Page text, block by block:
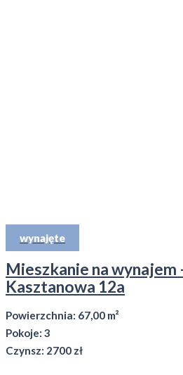
wynajęte
Mieszkanie na wynajem
Kasztanowa 12a
Powierzchnia: 67,00 m²
Pokoje: 3
Czynsz: 2700 zł